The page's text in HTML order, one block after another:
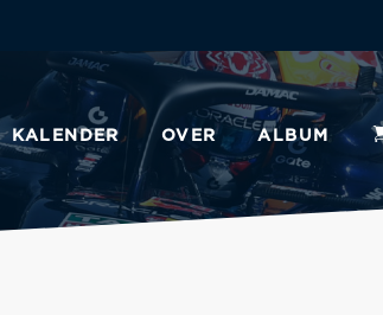
KALENDER OVER ALBUM